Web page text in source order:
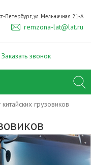
Заказать звонок
Петербург, ул. Мельничная 21-А
remzona-lat@lat.ru
грузовиков